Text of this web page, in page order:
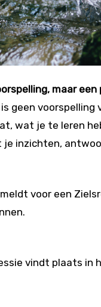
maar
is geen
wat je te leren
je inzichten,
voor een
vindt plaats in